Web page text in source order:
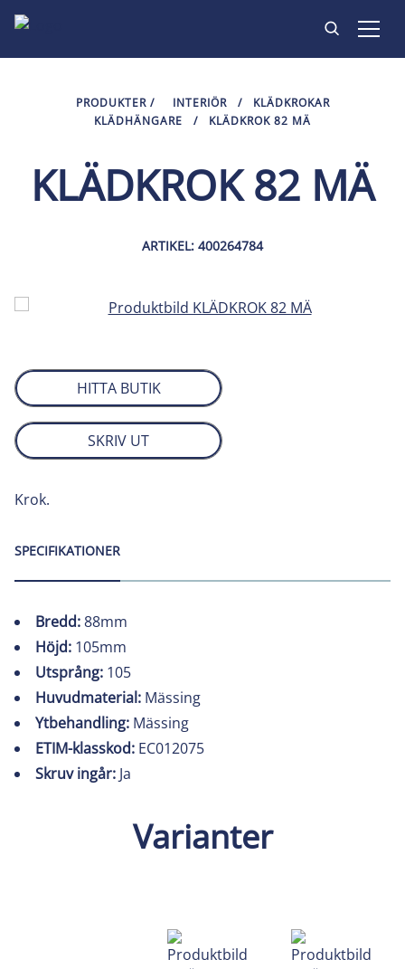
PRODUKTER
HITTA BUTIK
PRODUKTER/ INTERIÖR /
KLÄDKROKAR
KLÄDHÄNGARE
/ KLÄDKROK 82 MÄ
KLÄDKROK 82 MÄ
ARTIKEL: 400264784
HITTA BUTIK
SKRIV UT
Krok.
SPECIFIKATIONER
Bredd:88mm
Höjd: 105mm
Utsprång: 105
Huvudmaterial: Mässing
Ytbehandling: Mässing
ETIM-klasskod: EC012075
Skruv ingår: Ja
Varianter